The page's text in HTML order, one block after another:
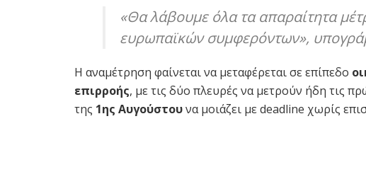
«Θα λάβουμε όλα τα απαραίτητα
ευρωπαϊκών συμφερόντων»,
Η αναμέτρηση φαίνεται να μεταφέρεται σε επίπεδο
επιρροής, με τις δύο πλευρές να μετρούν ήδη τις
της 1ης Αυγούστουνα μοιάζει με deadline χωρίς